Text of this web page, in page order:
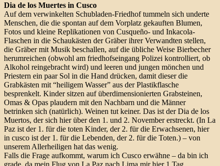
Dia de los Muertes in Cusco
Auf dem verwinkelten Schubladen-Friedhof tummeln sich underte
Menschen, die die spontan auf dem Vorplatz gekauften Blumen,
Fotos und kleine Replikationen von Cusqueño- und Inkacola-
Flaschen in die Schaukästen der Gräber ihrer Verwandten stellen,
die Gräber mit Musik beschallen, auf die übliche Weise Bierbecher
herumreichen (obwohl am friedhofseingang Polizei kontrolliert, ob
Alkohol reingebracht wird) und leeren und jungen mönchen und
Priestern ein paar Sol in die Hand drücken, damit dieser die
Grabkästen mit “heiligem Wasser” aus der Plastikflasche
besprenkelt. Kinder sitzen auf überdimensionierten Grabsteinen,
Omas & Opas plaudern mit den Nachbarn und die Männer
betrinken sich (natürlich). Weinen tut keiner. Das ist der Dia de los
Muertos, der sich hier über den 1. und 2. November erstreckt. (In La
Paz ist der 1. für die toten Kinder, der 2. für die Erwachsenen, hier
in cusco ist der 1. für die Lebenden, der 2. für die Toten.) – von
unserem Allerheiligen hat das wenig.
Falls die Frage aufkommt, warum ich Cusco erwähne – da bin ich
grade, da mein Flug von La Paz nach Lima mir hier 1 Tag